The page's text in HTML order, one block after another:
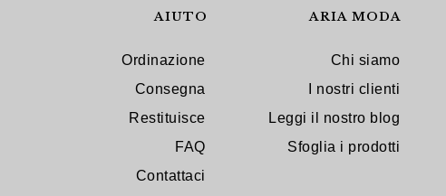
AIUTO
Ordinazione
Consegna
Restituisce
FAQ
Contattaci
ARIA MODA
Chi siamo
I nostri clienti
Leggi il nostro blog
Sfoglia i prodotti